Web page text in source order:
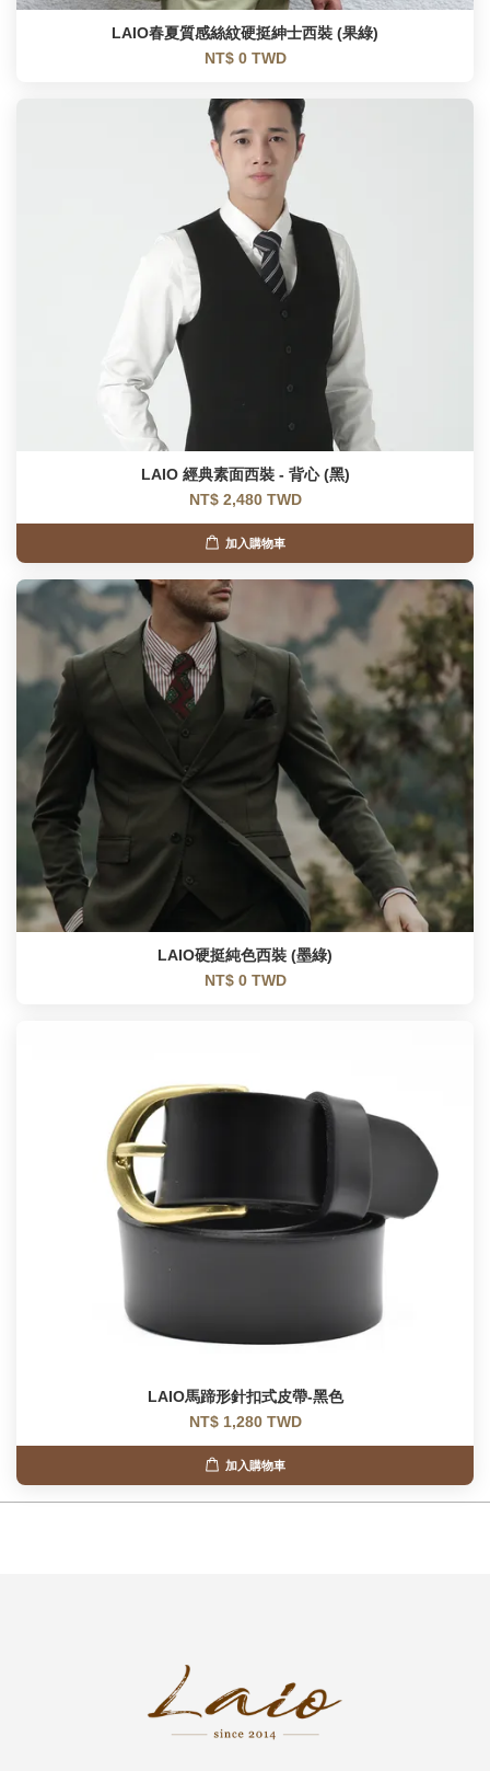
LAIO春夏質感絲紋硬挺紳士西裝 (果綠)
NT$ 0 TWD
LAIO 經典素面西裝 - 背心 (黑)
NT$ 2,480 TWD
加入購物車
LAIO硬挺純色西裝 (墨綠)
NT$ 0 TWD
LAIO馬蹄形針扣式皮帶-黑色
NT$ 1,280 TWD
加入購物車